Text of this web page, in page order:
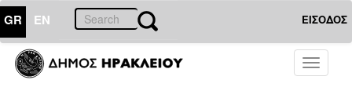
GR EN ΕΙΣΟΔΟΣ
Toggle
ΤΟΠΟΣ
ΜΑΣ